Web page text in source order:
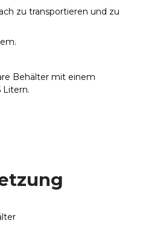
zu transportieren und zu
Behälter mit einem
Litern.